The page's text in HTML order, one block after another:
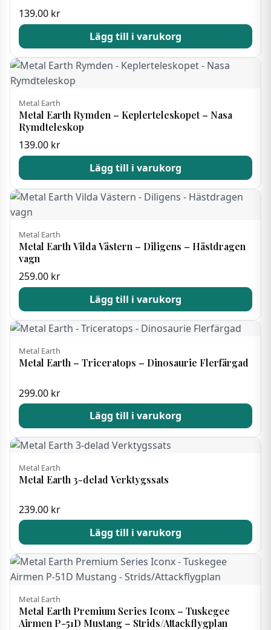
139.00 kr
Lägg till i varukorg
Metal Earth
Metal Earth Rymden – Keplerteleskopet – Nasa
Rymdteleskop
139.00 kr
Lägg till i varukorg
Metal Earth
Metal Earth Vilda Västern – Diligens – Hästdragen
vagn
259.00 kr
Lägg till i varukorg
Metal Earth
Metal Earth – Triceratops – Dinosaurie Flerfärgad
299.00 kr
Lägg till i varukorg
Metal Earth
Metal Earth 3-delad Verktygssats
239.00 kr
Lägg till i varukorg
Metal Earth
Metal Earth Premium Series Iconx – Tuskegee
Airmen P-51D Mustang – Strids/Attackflygplan